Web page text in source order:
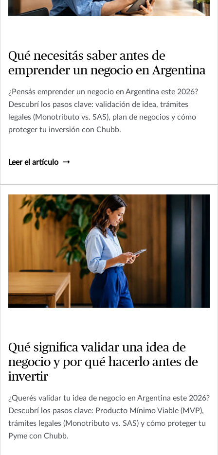
Qué necesitás saber antes de
emprender un negocio en Argentina
¿Pensás emprender un negocio en Argentina este 2026?
Descubrí los pasos clave: validación de idea, trámites
legales (Monotributo vs. SAS), plan de negocios y cómo
proteger tu inversión con Chubb.
Leer el artículo
Qué significa validar una idea de
negocio y por qué hacerlo antes de
invertir
¿Querés validar tu idea de negocio en Argentina este 2026?
Descubrí los pasos clave: Producto Mínimo Viable (MVP),
trámites legales (Monotributo vs. SAS) y cómo proteger tu
Pyme con Chubb.